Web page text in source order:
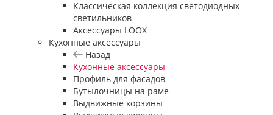
Классическая коллекция светодиодных
светильников
Аксессуары LOOX
Кухонные аксессуары
Назад
Кухонные аксессуары
Профиль для фасадов
Бутылочницы на раме
Выдвижные корзины